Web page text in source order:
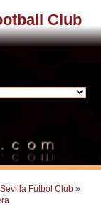
Club
Sevilla Fútbol Club »